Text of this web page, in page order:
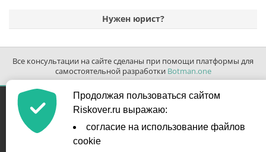
Нужен юрист?
Все консультации на сайте сделаны при помощи платформы для
самостоятельной разработки Botman.one
Контакты
Продолжая пользоваться сайтом
Riskover.ru выражаю:
согласие на использование файлов
cookie